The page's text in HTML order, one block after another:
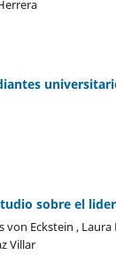
sobre el
Eckstein ,
Villar